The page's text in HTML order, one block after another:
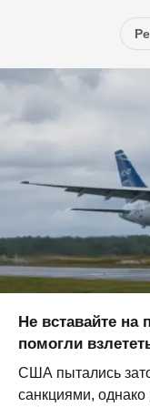
Не вставайте
помогли
США пытались
санкциями,